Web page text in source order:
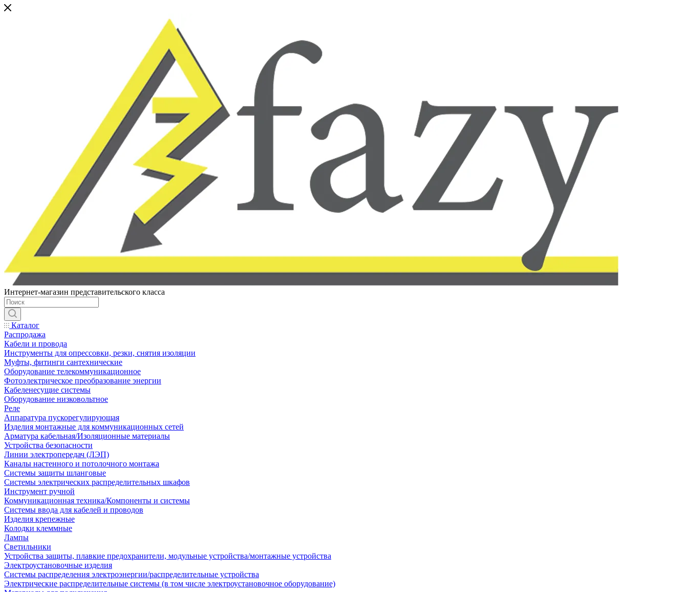
Интернет-магазин представительского класса
Каталог
Распродажа
Кабели и провода
Инструменты для опрессовки, резки, снятия изоляции
Муфты, фитинги сантехнические
Оборудование телекоммуникационное
Фотоэлектрическое преобразование энергии
Кабеленесущие системы
Оборудование низковольтное
Реле
Аппаратура пускорегулирующая
Изделия монтажные для коммуникационных сетей
Арматура кабельная/Изоляционные материалы
Устройства безопасности
Линии электропередач (ЛЭП)
Каналы настенного и потолочного монтажа
Системы защиты шланговые
Системы электрических распределительных шкафов
Инструмент ручной
Коммуникационная техника/Компоненты и системы
Системы ввода для кабелей и проводов
Изделия крепежные
Колодки клеммные
Лампы
Светильники
Устройства защиты, плавкие предохранители, модульные устройства/монтажные устройства
Электроустановочные изделия
Системы распределения электроэнергии/распределительные устройства
Электрические распределительные системы (в том числе электроустановочное оборудование)